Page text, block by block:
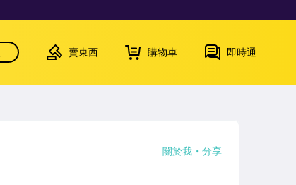
賣東西 購物車 即時通
關於我 分享